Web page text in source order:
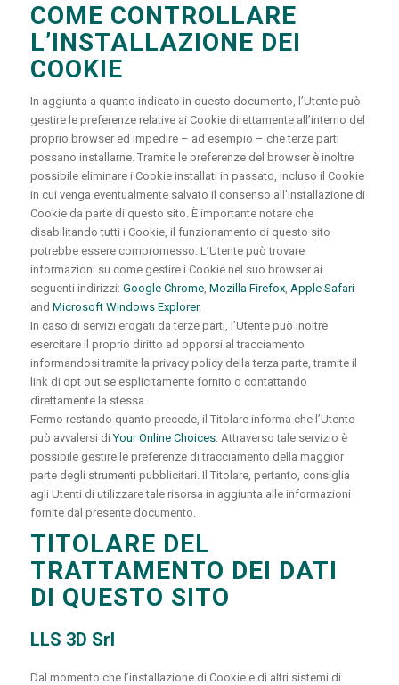
COME CONTROLLARE
L’INSTALLAZIONE DEI
COOKIE
In aggiunta a quanto indicato in questo documento, l’Utente può
gestire le preferenze relative ai Cookie direttamente all’interno del
proprio browser ed impedire – ad esempio – che terze parti
possano installarne. Tramite le preferenze del browser è inoltre
possibile eliminare i Cookie installati in passato, incluso il Cookie
in cui venga eventualmente salvato il consenso all’installazione di
Cookie da parte di questo sito. È importante notare che
disabilitando tutti i Cookie, il funzionamento di questo sito
potrebbe essere compromesso. L’Utente può trovare
informazioni su come gestire i Cookie nel suo browser ai
seguenti indirizzi: Google Chrome, Mozilla Firefox, Apple Safari
and Microsoft Windows Explorer.
In caso di servizi erogati da terze parti, l’Utente può inoltre
esercitare il proprio diritto ad opporsi al tracciamento
informandosi tramite la privacy policy della terza parte, tramite il
link di opt out se esplicitamente fornito o contattando
direttamente la stessa.
Fermo restando quanto precede, il Titolare informa che l’Utente
può avvalersi diYour Online Choices. Attraverso tale servizio è
possibile gestire le preferenze di tracciamento della maggior
parte degli strumenti pubblicitari. Il Titolare, pertanto, consiglia
agli Utenti di utilizzare tale risorsa in aggiunta alle informazioni
fornite dal presente documento.
TITOLARE DEL
TRATTAMENTO DEI DATI
DI QUESTO SITO
LLS 3D Srl
Dal momento che l’installazione di Cookie e di altri sistemi di